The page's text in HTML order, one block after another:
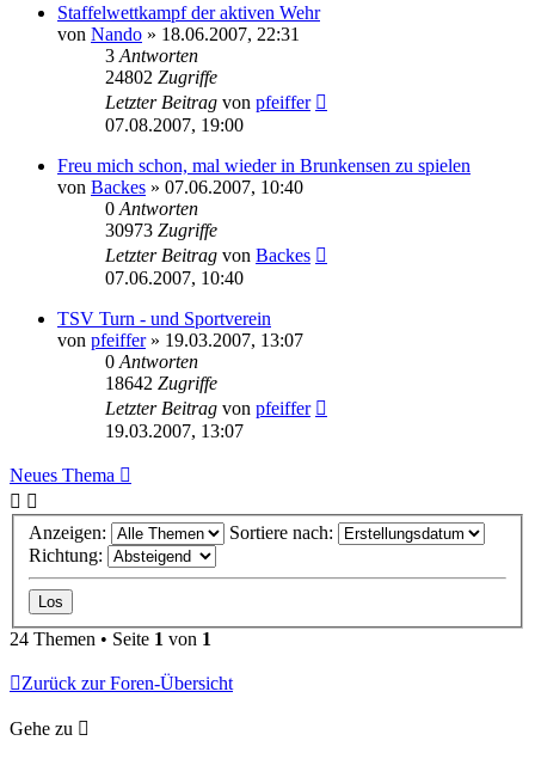
Staffelwettkampf der aktiven Wehr
von Nando » 18.06.2007, 22:31
3 Antworten
24802 Zugriffe
Letzter Beitrag von pfeiffer
07.08.2007, 19:00
Freu mich schon, mal wieder in Brunkensen zu spielen
von Backes » 07.06.2007, 10:40
0 Antworten
30973 Zugriffe
Letzter Beitrag von Backes
07.06.2007, 10:40
TSV Turn - und Sportverein
von pfeiffer» 19.03.2007, 13:07
0 Antworten
18642 Zugriffe
Letzter Beitrag von pfeiffer
19.03.2007, 13:07
Neues Thema
Anzeigen:
Sortiere nach:
Richtung:
24 Themen • Seite 1 von 1
Zurück zur Foren-Übersicht
Gehe zu